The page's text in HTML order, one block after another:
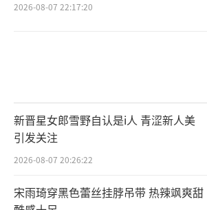
2026-08-07 22:17:20
新晋星女郎雪野自认是i人 青涩新人美
引发关注
2026-08-07 20:26:22
宋雨琦穿黑色蕾丝挂脖吊带 热辣飒爽甜